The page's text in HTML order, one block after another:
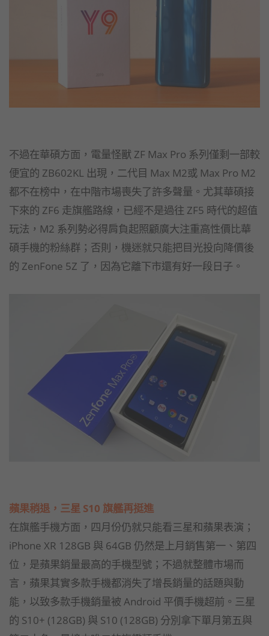
不過在華碩方面，電量怪獸 ZF Max Pro 系列僅剩一部較
便宜的 ZB602KL 出現，二代目 Max M2或 Max Pro M2
都不在榜中，在中階市場喪失了許多聲量。尤其華碩接
下來的 ZF6 走旗艦路線，已經不是過往 ZF5 時代的超值
玩法，M2 系列勢必得肩負起照顧廣大注重高性價比華
碩手機的粉絲群；否則，機迷就只能把目光投向降價後
的 ZenFone 5Z 了，因為它離下市還有好一段日子。
蘋果稍退，三星 S10 旗艦再挺進
在旗艦手機方面，四月份仍就只能看三星和蘋果表演；
iPhone XR 128GB 與 64GB 仍然是上月銷售第一、第四
位，是蘋果銷量最高的手機型號；不過就整體市場而
言，蘋果其實多款手機都消失了增長銷量的話題與動
能，以致多款手機銷量被 Android 平價手機超前。三星
的 S10+ (128GB) 與 S10 (128GB) 分別拿下單月第五與